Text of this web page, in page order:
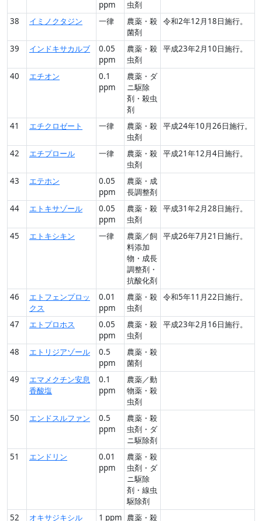
ppm
虫剤
38 イミノクタジン 一律
農薬・殺
菌剤
令和2年12月18日施行。
39 インドキサカルブ
0.05
ppm
農薬・殺
虫剤
平成23年2月10日施行。
40 エチオン
0.1
ppm
農薬・ダ
ニ駆除
剤・殺虫
剤
41
エチクロゼート 一律
農薬・殺
虫剤
平成24年10月26日施行。
42 エチプロール 一律
農薬・殺
虫剤
平成21年12月4日施行。
43 エテホン
0.05
ppm
農薬・成
長調整剤
44
エトキサゾール
0.05
ppm
農薬・殺
虫剤
平成31年2月28日施行。
45 エトキシキン 一律
農薬／飼
料添加
物・成長
調整剤・
抗酸化剤
平成26年7月21日施行。
46
エトフェンプロッ
クス
0.01
ppm
農薬・殺
虫剤
令和5年11月22日施行。
47 エトプロホス
0.05
ppm
農薬・殺
虫剤
平成23年2月16日施行。
48 エトリジアゾール
0.5
ppm
農薬・殺
菌剤
49
エマメクチン安息
香酸塩
0.1
ppm
農薬／動
物薬・殺
虫剤
50
エンドスルファン
0.5
ppm
農薬・殺
虫剤・ダ
ニ駆除剤
51
エンドリン
0.01
ppm
農薬・殺
虫剤・ダ
ニ駆除
剤・線虫
駆除剤
52
オキサジキシル 1 ppm 農薬・殺